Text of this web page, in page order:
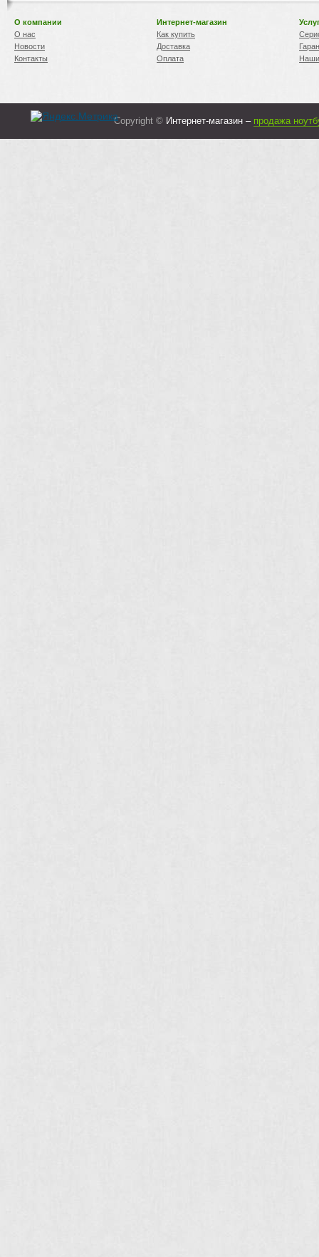
О компании
О нас
Новости
Контакты
Интернет-магазин
Как купить
Доставка
Оплата
Copyright © Интернет-магазин – продажа